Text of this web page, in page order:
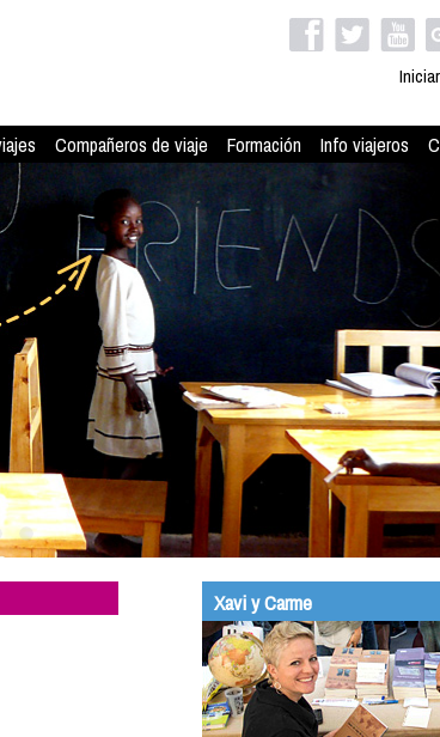
Compañeros de viaje Formación Info viajeros
Xavi y Carme